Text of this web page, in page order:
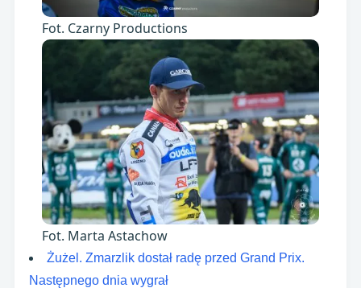
Fot. Czarny Productions
Fot. Marta Astachow
Żużel. Zmarzlik dostał radę przed Grand Prix.
Następnego dnia wygrał